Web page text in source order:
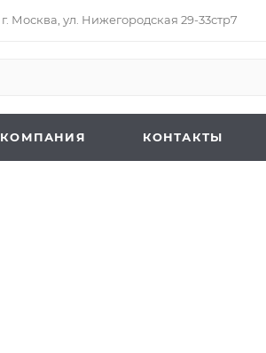
г. Москва, ул. Нижегородская 29-33стр7
КОМПАНИЯ КОНТАКТЫ